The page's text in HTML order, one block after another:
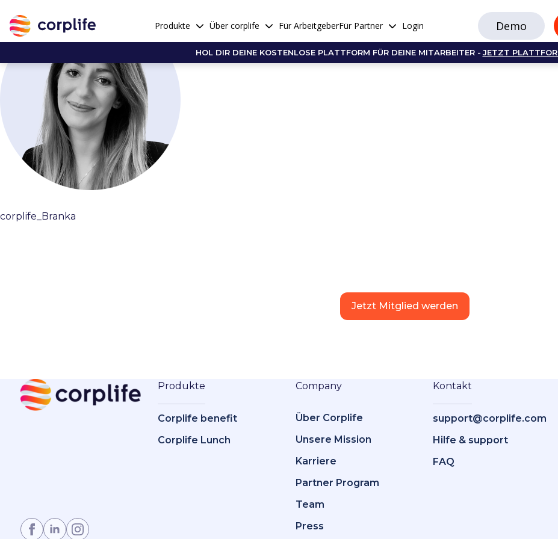
Produkte Über corplife Für ArbeitgeberFür Partner Login Demo
HOL DIR DEINE KOSTENLOSE PLATTFORM FÜR DEINE MITARBEITER - JETZT
corplife_Branka
Jetzt Mitglied werden
Produkte
Corplife benefit
Corplife Lunch
Company
Über Corplife
Unsere Mission
Karriere
Partner Program
Team
Press
Kontakt
support@corplife.com
Hilfe & support
FAQ